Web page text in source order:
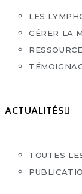
LES
GÉRER LA
ACTUALITÉS
TOUTES